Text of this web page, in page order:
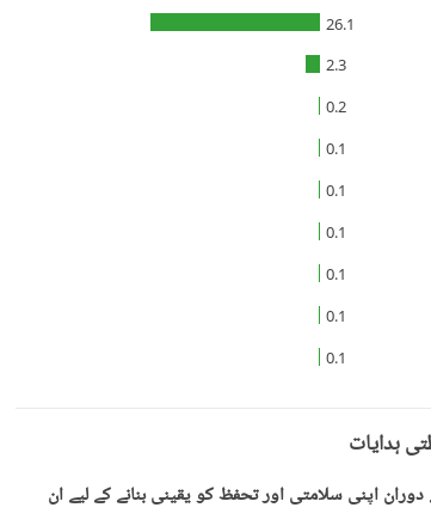
26.1
2.3
0.2
0.1
0.1
0.1
0.1
0.1
0.1
ہدایات
اپنی سلامتی اور تحفظ کو یقینی بنانے کے لیے ان